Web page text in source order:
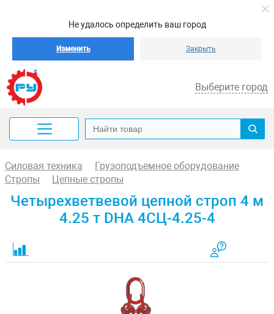
Не удалось определить ваш город
Изменить Закрыть
Выберите город
Силовая техника
Грузоподъемное оборудование
Стропы
Цепные стропы
Четырехветвевой цепной строп 4 м
4.25 т DHA 4СЦ-4.25-4